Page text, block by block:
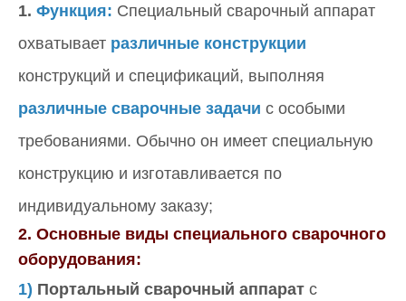
1. Функция: Специальный сварочный аппарат
охватывает различные конструкции
конструкций и спецификаций, выполняя
различные сварочные задачи с особыми
требованиями. Обычно он имеет специальную
конструкцию и изготавливается по
индивидуальному заказу;
2. Основные виды специального сварочного
оборудования:
1) Портальный сварочный аппарат с